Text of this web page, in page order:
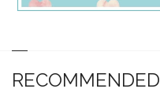
RECOMMENDED